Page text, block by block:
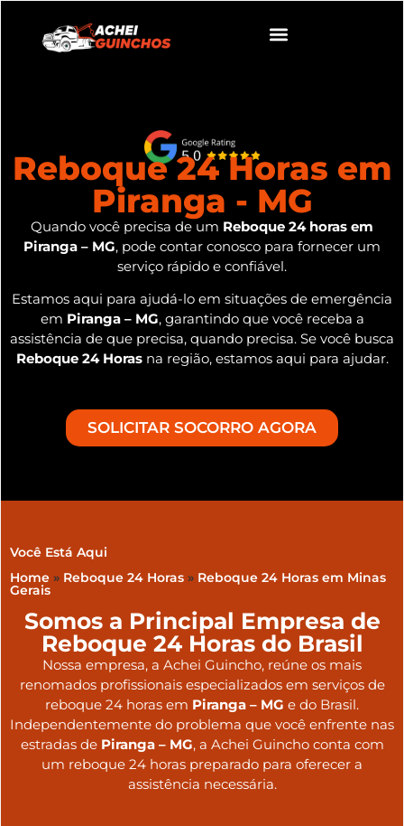
Reboque 24 Horas em
Piranga - MG
Quando você precisa de um Reboque 24 horas em
Piranga – MG, pode contar conosco para fornecer um
serviço rápido e confiável.
Estamos aqui para ajudá-lo em situações de emergência
em Piranga – MG, garantindo que você receba a
assistência de que precisa, quando precisa. Se você busca
Reboque 24 Horasna região, estamos aqui para ajudar.
SOLICITAR SOCORRO AGORA
Você Está Aqui
Home » Reboque 24 Horas » Reboque 24 Horas em Minas
Gerais
Somos a Principal Empresa de
Reboque 24 Horas do Brasil
Nossa empresa, a Achei Guincho, reúne os mais
renomados profissionais especializados em serviços de
reboque 24 horas em Piranga – MG e do Brasil.
Independentemente do problema que você enfrente nas
estradas de Piranga – MG, a Achei Guincho conta com
um reboque 24 horas preparado para oferecer a
assistência necessária.